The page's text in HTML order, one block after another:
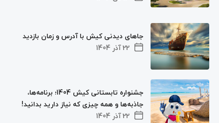
22 آذر 1404
جاهای دیدنی کیش با آدرس و زمان بازدید
22 آذر 1404
جشنواره تابستانی کیش 1404؛ برنامه‌ها،
جاذبه‌ها و همه چیزی که نیاز دارید بدانید!